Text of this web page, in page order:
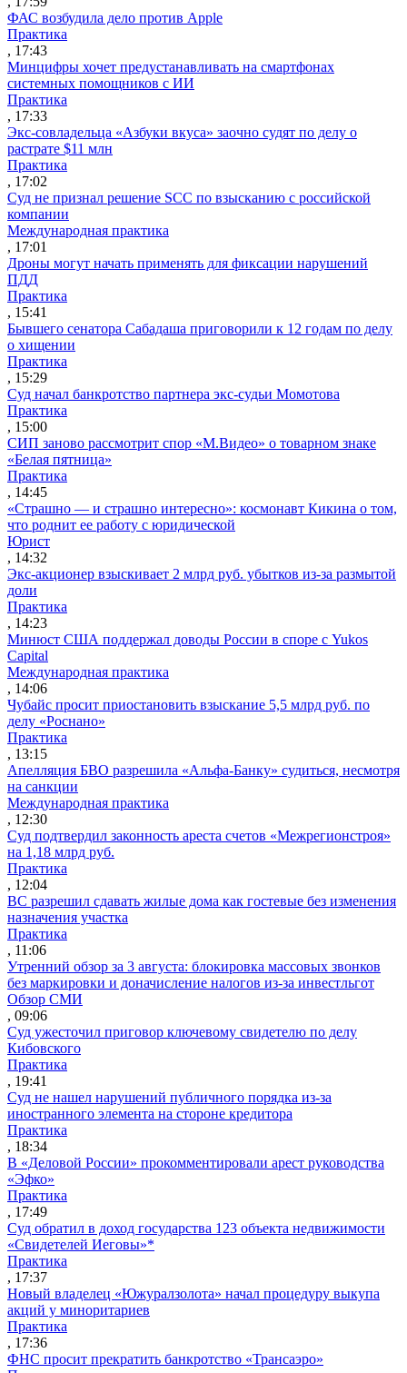
ФАС возбудила дело против Apple
Практика
, 17:43
Минцифры хочет предустанавливать на смартфонах
системных помощников с ИИ
Практика
, 17:33
Экс-совладельца «Азбуки вкуса» заочно судят по делу о
растрате $11 млн
Практика
, 17:02
Суд не признал решение SCC по взысканию с российской
компании
Международная практика
, 17:01
Дроны могут начать применять для фиксации нарушений
ПДД
Практика
, 15:41
Бывшего сенатора Сабадаша приговорили к 12 годам по делу
о хищении
Практика
, 15:29
Суд начал банкротство партнера экс-судьи Момотова
Практика
, 15:00
СИП заново рассмотрит спор «М.Видео» о товарном знаке
«Белая пятница»
Практика
, 14:45
«Страшно — и страшно интересно»: космонавт Кикина о том,
что роднит ее работу с юридической
Юрист
, 14:32
Экс-акционер взыскивает 2 млрд руб. убытков из-за размытой
доли
Практика
, 14:23
Минюст США поддержал доводы России в споре с Yukos
Capital
Международная практика
, 14:06
Чубайс просит приостановить взыскание 5,5 млрд руб. по
делу «Роснано»
Практика
, 13:15
Апелляция БВО разрешила «Альфа-Банку» судиться, несмотря
на санкции
Международная практика
, 12:30
Суд подтвердил законность ареста счетов «Межрегионстроя»
на 1,18 млрд руб.
Практика
, 12:04
ВС разрешил сдавать жилые дома как гостевые без изменения
назначения участка
Практика
, 11:06
Утренний обзор за 3 августа: блокировка массовых звонков
без маркировки и доначисление налогов из-за инвестльгот
Обзор СМИ
, 09:06
Суд ужесточил приговор ключевому свидетелю по делу
Кибовского
Практика
, 19:41
Суд не нашел нарушений публичного порядка из-за
иностранного элемента на стороне кредитора
Практика
, 18:34
В «Деловой России» прокомментировали арест руководства
«Эфко»
Практика
, 17:49
Суд обратил в доход государства 123 объекта недвижимости
«Свидетелей Иеговы»*
Практика
, 17:37
Новый владелец «Южуралзолота» начал процедуру выкупа
акций у миноритариев
Практика
, 17:36
ФНС просит прекратить банкротство «Трансаэро»